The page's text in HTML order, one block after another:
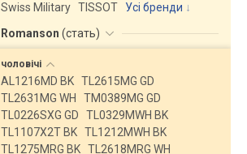
Swiss Military TISSOT
Усі бренди
Romanson (стать)
чоловічі
AL1216MD BK TL2615MG GD
TL2631MG WH
TM0389MG GD
TL0226SXG GD
TL0329MWH BK
TL1107X2T BK TL1212MWH BK
TL1275MRG BK TL2618MRG WH